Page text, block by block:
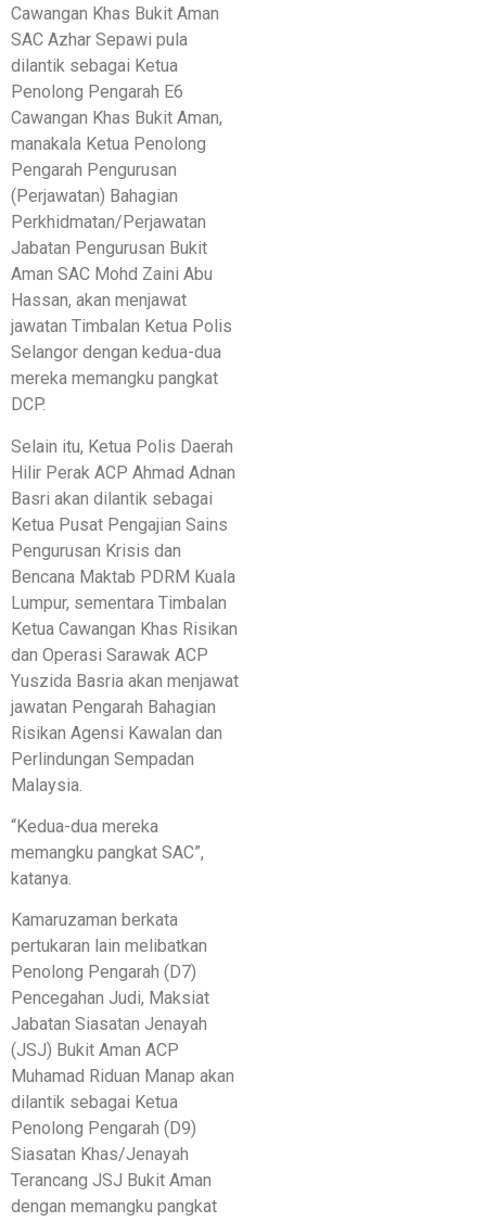
Cawangan Khas Bukit Aman
SAC Azhar Sepawi pula
dilantik sebagai Ketua
Penolong Pengarah E6
Cawangan Khas Bukit Aman,
manakala Ketua Penolong
Pengarah Pengurusan
(Perjawatan) Bahagian
Perkhidmatan/Perjawatan
Jabatan Pengurusan Bukit
Aman SAC Mohd Zaini Abu
Hassan, akan menjawat
jawatan Timbalan Ketua Polis
Selangor dengan kedua-dua
mereka memangku pangkat
DCP.
Selain itu, Ketua Polis Daerah
Hilir Perak ACP Ahmad Adnan
Basri akan dilantik sebagai
Ketua Pusat Pengajian Sains
Pengurusan Krisis dan
Bencana Maktab PDRM Kuala
Lumpur, sementara Timbalan
Ketua Cawangan Khas Risikan
dan Operasi Sarawak ACP
Yuszida Basria akan menjawat
jawatan Pengarah Bahagian
Risikan Agensi Kawalan dan
Perlindungan Sempadan
Malaysia.
“Kedua-dua mereka
memangku pangkat SAC”,
katanya.
Kamaruzaman berkata
pertukaran lain melibatkan
Penolong Pengarah (D7)
Pencegahan Judi, Maksiat
Jabatan Siasatan Jenayah
(JSJ) Bukit Aman ACP
Muhamad Riduan Manap akan
dilantik sebagai Ketua
Penolong Pengarah (D9)
Siasatan Khas/Jenayah
Terancang JSJ Bukit Aman
dengan memangku pangkat